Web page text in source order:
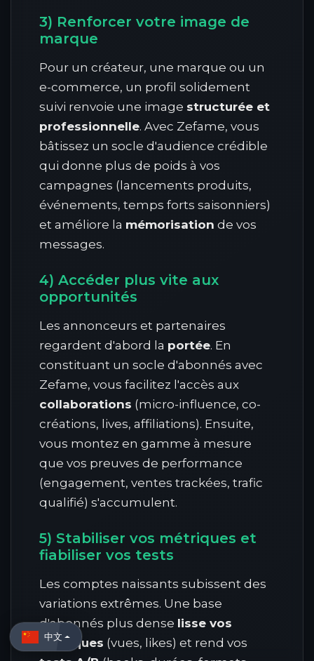
3) Renforcer votre image de
marque
Pour un créateur, une marque ou un
e-commerce, un profil solidement
suivi renvoie une image structurée et
professionnelle. Avec Zefame, vous
bâtissez un socle d'audience crédible
qui donne plus de poids à vos
campagnes (lancements produits,
événements, temps forts saisonniers)
et améliore la mémorisation de vos
messages.
4) Accéder plus vite aux
opportunités
Les annonceurs et partenaires
regardent d'abord la portée. En
constituant un socle d'abonnés avec
Zefame, vous facilitez l'accès aux
collaborations (micro-influence, co-
créations, lives, affiliations). Ensuite,
vous montez en gamme à mesure
que vos preuves de performance
(engagement, ventes trackées, trafic
qualifié) s'accumulent.
5) Stabiliser vos métriques et
fiabiliser vos tests
Les comptes naissants subissent des
variations extrêmes. Une base
d'abonnés plus dense lisse vos
métriques (vues, likes) et rend vos
中文